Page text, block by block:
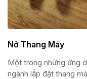
Nở Thang Máy
Một trong những ứng
ngành lắp đặt thang